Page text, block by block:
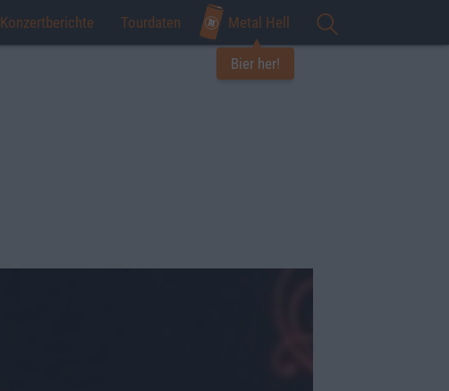
Konzertberichte Tourdaten Metal Hell
Bier her!